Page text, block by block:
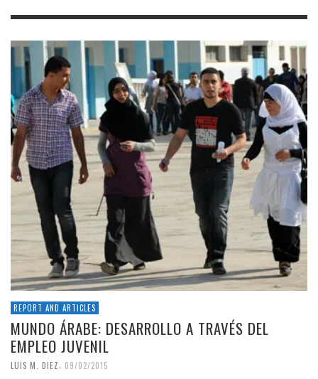
REPORT AND ARTICLES
MUNDO ÁRABE: DESARROLLO A TRAVÉS DEL
EMPLEO JUVENIL
LUIS M. DIEZ 09/02/2015